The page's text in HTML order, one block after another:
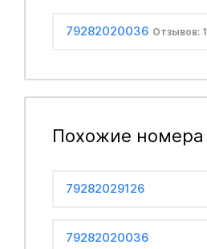
79282020036 Отзывов: 1
Похожие номера
79282029126
79282020036